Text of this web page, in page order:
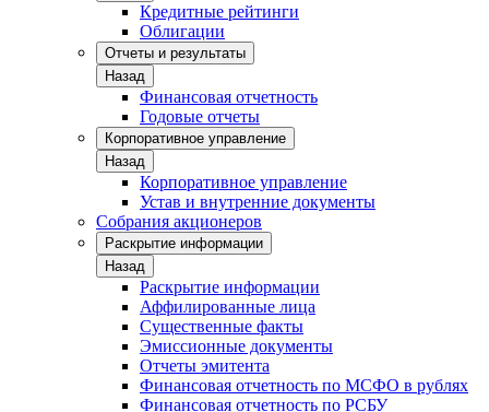
Кредитные рейтинги
Облигации
Отчеты и результаты
Назад
Финансовая отчетность
Годовые отчеты
Корпоративное управление
Назад
Корпоративное управление
Устав и внутренние документы
Собрания акционеров
Раскрытие информации
Назад
Раскрытие информации
Аффилированные лица
Существенные факты
Эмиссионные документы
Отчеты эмитента
Финансовая отчетность по МСФО в рублях
Финансовая отчетность по РСБУ